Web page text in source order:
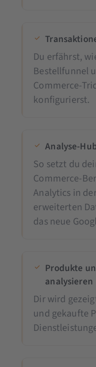
Du erfährst,
Bestellfunnel
Commerce-
konfigurierst.
Analyse-
So setzt du
Commerce-
Analytics in
erweiterten
das neue
Produkte
analysieren
Dir wird
und gekaufte